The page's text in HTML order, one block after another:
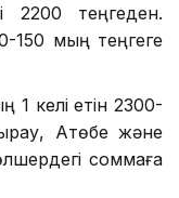
2200 теңгеден.
150 мың теңгеге
1 келі етін 2300-
Ақтөбе және
соммаға